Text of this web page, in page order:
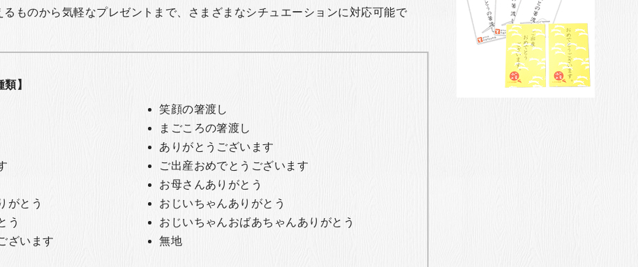
ものから気軽なプレゼントまで、さまざまなシチュエーションに対応可能で
】
笑顔の箸渡し
まごころの箸渡し
ありがとうございます
ご出産おめでとうございます
お母さんありがとう
がとう
おじいちゃんありがとう
う
おじいちゃんおばあちゃんありがとう
ざいます
無地